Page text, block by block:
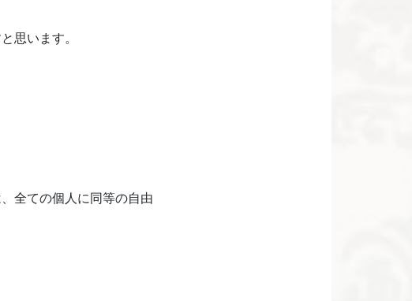
思います。
全ての個人に同等の自由